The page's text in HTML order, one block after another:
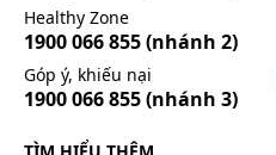
Healthy Zone
1900 066 855(nhánh 2)
Góp ý, khiếu nại
1900 066 855(nhánh 3)